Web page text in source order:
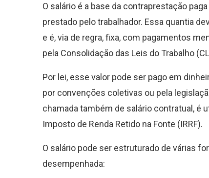
O salário é a base da contraprestação
prestado pelo trabalhador. Essa quantia
e é, via de regra, fixa, com pagamentos
pela Consolidação das Leis do Trabalho
Por lei, esse valor pode ser pago em
por convenções coletivas ou pela
chamada também de salário contratual, é
Imposto de Renda Retido na Fonte (IRRF).
O salário pode ser estruturado de várias
desempenhada: